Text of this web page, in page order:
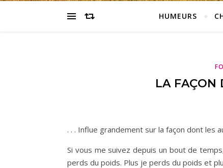
HUMEURS
LA FAÇON
. . . Influe grandement sur la façon dont les
Si vous me suivez depuis un bout de
perds du poids. Plus je perds du poids et